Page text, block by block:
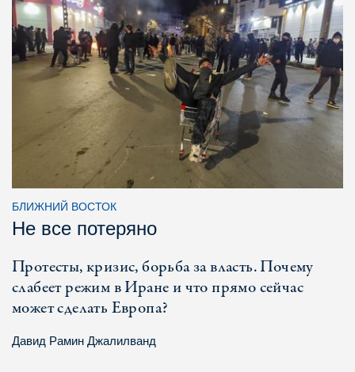
БЛИЖНИЙ ВОСТОК
Не все потеряно
Протесты, кризис, борьба за власть. Почему
слабеет режим в Иране и что прямо сейчас
может сделать Европа?
Давид Рамин Джалилванд